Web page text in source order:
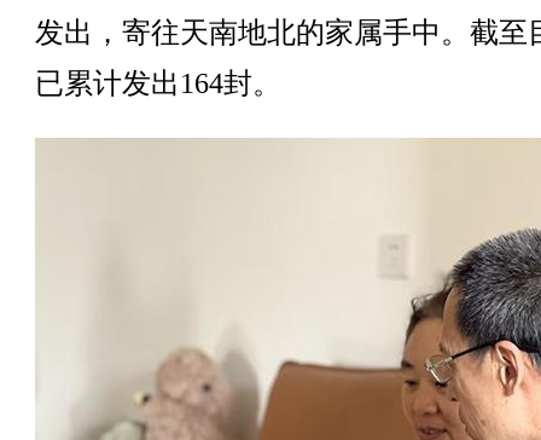
发出，寄往天南地北的家属手中。截至
已累计发出164封。